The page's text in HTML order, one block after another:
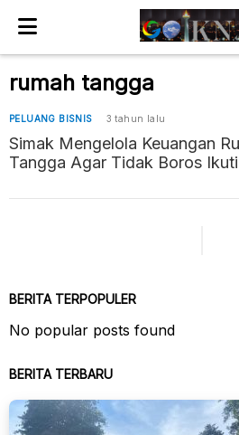
rumah tangga
PELUANG BISNIS 3 tahun lalu
Simak Mengelola Keuangan
Tangga Agar Tidak Boros
BERITA TERPOPULER
No popular posts found
BERITA TERBARU